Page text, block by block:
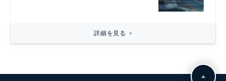
詳細を見る